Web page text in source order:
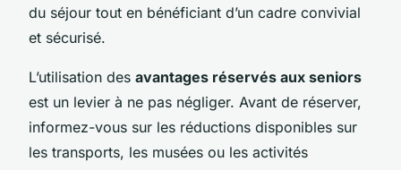
du séjour tout en bénéficiant d’un cadre convivial
et sécurisé.
L’utilisation des avantages réservés aux seniors
est un levier à ne pas négliger. Avant de réserver,
informez-vous sur les réductions disponibles sur
les transports, les musées ou les activités